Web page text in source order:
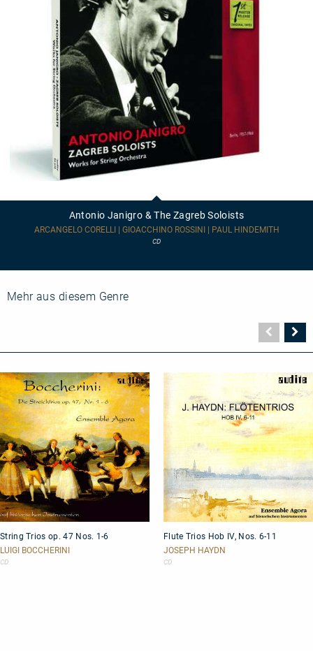
Antonio Janigro & The Zagreb Soloists
ARCANGELO CORELLI | GIOACCHINO ROSSINI | PAUL HINDEMITH
CD
Mehr aus diesem Genre
Seite
Trios
op.
47
String Trios op. 47 Nos. 1-6
LUIGI BOCCHERINI
CD
Trios
Hob
IV,
Flute Trios Hob IV, Nos. 6-11
JOSEPH HAYDN
CD